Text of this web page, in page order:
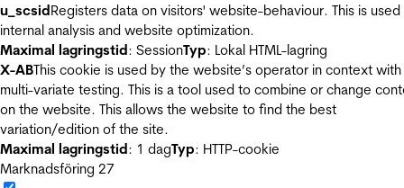
u_scsidRegisters data on visitors' website-behaviour. This is
internal analysis and website optimization.
Maximal lagringstid: SessionTyp: Lokal HTML-lagring
X-ABThis cookie is used by the website’s operator in context with
multi-variate testing. This is a tool used to combine or change
on the website. This allows the website to find the best
variation/edition of the site.
Maximal lagringstid: 1 dagTyp: HTTP-cookie
Marknadsföring 27